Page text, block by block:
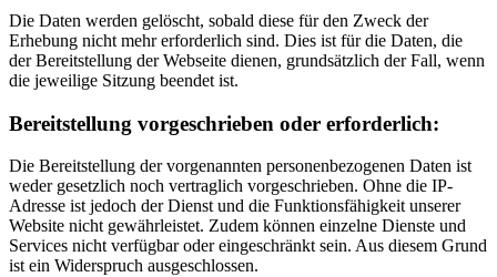
Die Daten werden gelöscht, sobald diese für den Zweck der
Erhebung nicht mehr erforderlich sind. Dies ist für die Daten, die
der Bereitstellung der Webseite dienen, grundsätzlich der Fall, wenn
die jeweilige Sitzung beendet ist.
Bereitstellung vorgeschrieben oder erforderlich:
Die Bereitstellung der vorgenannten personenbezogenen Daten ist
weder gesetzlich noch vertraglich vorgeschrieben. Ohne die IP-
Adresse ist jedoch der Dienst und die Funktionsfähigkeit unserer
Website nicht gewährleistet. Zudem können einzelne Dienste und
Services nicht verfügbar oder eingeschränkt sein. Aus diesem Grund
ist ein Widerspruch ausgeschlossen.